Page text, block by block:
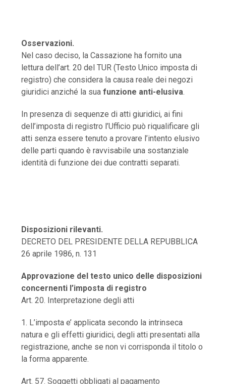
Osservazioni.
Nel caso deciso, la Cassazione ha fornito una
lettura dell’art. 20 del TUR (Testo Unico imposta di
registro) che considera la causa reale dei negozi
giuridici anziché la sua funzione anti-elusiva.
In presenza di sequenze di atti giuridici, ai fini
dell’imposta di registro l’Ufficio può riqualificare gli
atti senza essere tenuto a provare l’intento elusivo
delle parti quando è ravvisabile una sostanziale
identità di funzione dei due contratti separati.
Disposizioni rilevanti.
DECRETO DEL PRESIDENTE DELLA REPUBBLICA
26 aprile 1986, n. 131
Approvazione del testo unico delle disposizioni
concernenti l’imposta di registro
Art. 20. Interpretazione degli atti
1. L’imposta e’ applicata secondo la intrinseca
natura e gli effetti giuridici, degli atti presentati alla
registrazione, anche se non vi corrisponda il titolo o
la forma apparente.
Art. 57. Soggetti obbligati al pagamento